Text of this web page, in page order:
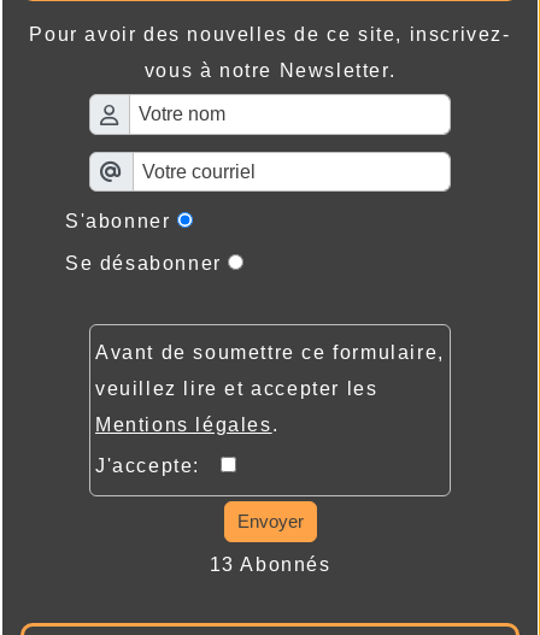
Pour avoir des nouvelles de ce site, inscrivez-
vous à notre Newsletter.
S'abonner
Se désabonner
Avant de soumettre ce formulaire,
veuillez lire et accepter les
Mentions légales.
J'accepte:
Envoyer
13 Abonnés